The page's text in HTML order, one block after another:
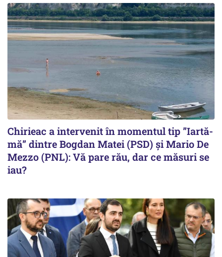
Chirieac a intervenit în momentul tip ”Iartă-
mă” dintre Bogdan Matei (PSD) și Mario De
Mezzo (PNL): Vă pare rău, dar ce măsuri se
iau?